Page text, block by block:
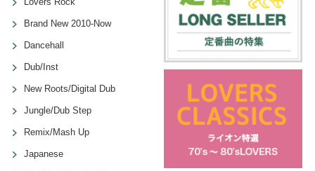
Brand New 2010-Now
Dancehall
Dub/Inst
New Roots/Digital Dub
Jungle/Dub Step
Remix/Mash Up
Japanese